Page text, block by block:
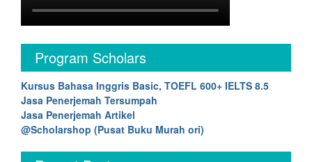
Program Scholars
Kursus Bahasa Inggris Basic, TOEFL 600+ IELTS 8.5
Jasa Penerjemah Tersumpah
Jasa Penerjemah Artikel
@Scholarshop (Pusat Buku Murah ori)